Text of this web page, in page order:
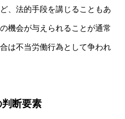
、法的手段を講じることもあ
機会が与えられることが通常
は不当労働行為として争われ
断要素